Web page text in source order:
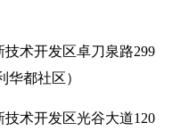
术开发区卓刀泉路299
华都社区）
术开发区光谷大道120